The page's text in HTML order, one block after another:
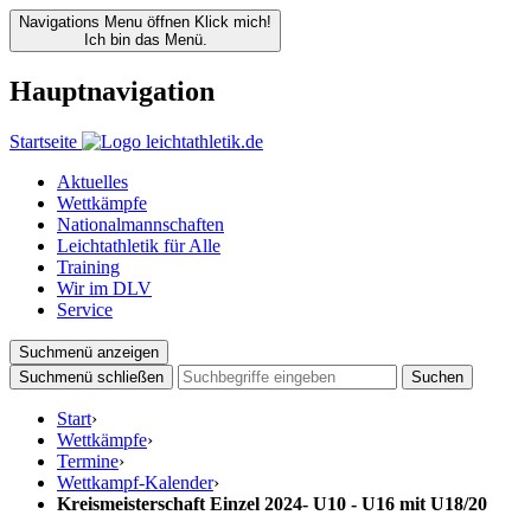
Navigations Menu öffnen Klick mich!
Ich bin das Menü.
Hauptnavigation
Startseite
Aktuelles
Wettkämpfe
Nationalmannschaften
Leichtathletik für Alle
Training
Wir im DLV
Service
Suchmenü anzeigen
Suchmenü schließen
Suchen
Start›
Wettkämpfe›
Termine›
Wettkampf-Kalender›
Kreismeisterschaft Einzel 2024- U10 - U16 mit U18/20